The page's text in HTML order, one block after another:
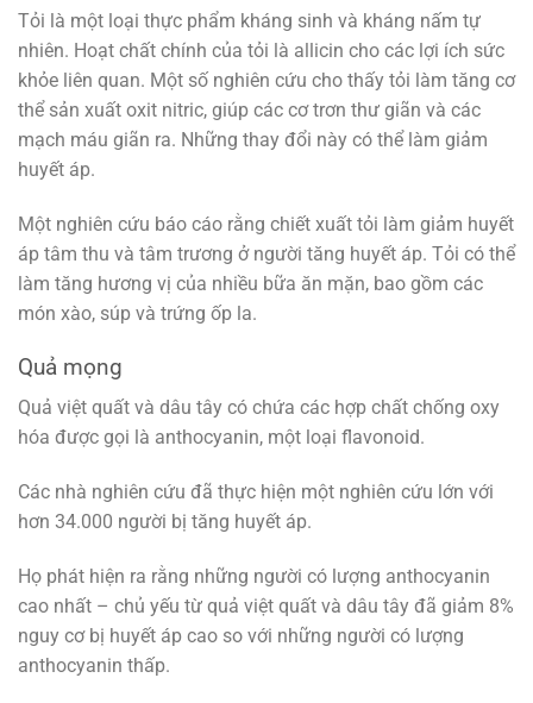
Tỏi là một loại thực phẩm kháng sinh và kháng nấm tự
nhiên. Hoạt chất chính của tỏi là allicin cho các lợi ích sức
khỏe liên quan. Một số nghiên cứu cho thấy tỏi làm tăng cơ
thể sản xuất oxit nitric, giúp các cơ trơn thư giãn và các
mạch máu giãn ra. Những thay đổi này có thể làm giảm
huyết áp.
Một nghiên cứu báo cáo rằng chiết xuất tỏi làm giảm huyết
áp tâm thu và tâm trương ở người tăng huyết áp. Tỏi có thể
làm tăng hương vị của nhiều bữa ăn mặn, bao gồm các
món xào, súp và trứng ốp la.
Quả mọng
Quả việt quất và dâu tây có chứa các hợp chất chống oxy
hóa được gọi là anthocyanin, một loại flavonoid.
Các nhà nghiên cứu đã thực hiện một nghiên cứu lớn với
hơn 34.000 người bị tăng huyết áp.
Họ phát hiện ra rằng những người có lượng anthocyanin
cao nhất – chủ yếu từ quả việt quất và dâu tây đã giảm 8%
nguy cơ bị huyết áp cao so với những người có lượng
anthocyanin thấp.